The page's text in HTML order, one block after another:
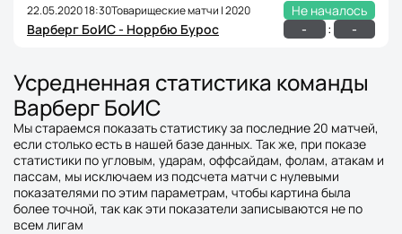
22.05.2020 18:30Товарищеские матчи | 2020
Не началось
Варберг БоИС - Норрбю Бурос
- : -
Усредненная статистика команды
Варберг БоИС
Мы стараемся показать статистику за последние 20 матчей,
если столько есть в нашей базе данных. Так же, при показе
статистики по угловым, ударам, оффсайдам, фолам, атакам и
пассам, мы исключаем из подсчета матчи с нулевыми
показателями по этим параметрам, чтобы картина была
более точной, так как эти показатели записываются не по
всем лигам